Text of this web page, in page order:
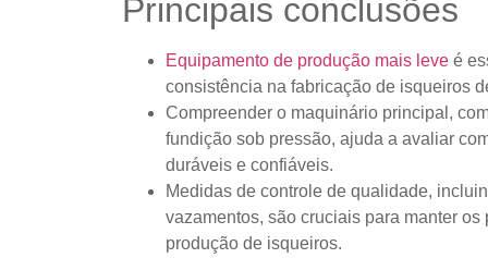
Principais conclusões
Equipamento de produção mais leve é
consistência na fabricação de isqueiros
Compreender o maquinário principal,
fundição sob pressão, ajuda a avaliar
duráveis ​​e confiáveis.
Medidas de controle de qualidade,
vazamentos, são cruciais para manter
produção de isqueiros.